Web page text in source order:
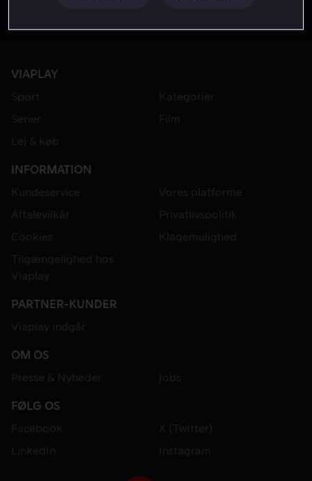
VIAPLAY
Sport
Kategorier
Serier
Film
Lej & køb
INFORMATION
Kundeservice
Vores platforme
Aftalevilkår
Privatlivspolitik
Cookies
Klagemulighed
Tilgængelighed hos
Viaplay
PARTNER-KUNDER
Viaplay indgår
OM OS
Presse & Nyheder
Jobs
FØLG OS
Facebook
X (Twitter)
LinkedIn
Instagram